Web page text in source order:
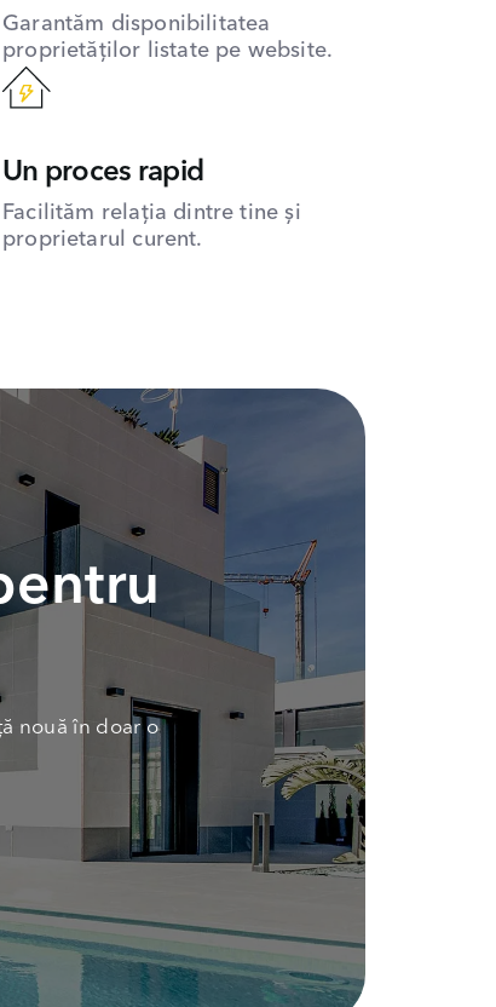
Garantăm disponibilitatea
proprietăților listate pe website.
Un proces rapid
Facilităm relația dintre tine și
proprietarul curent.
nouă în doar o